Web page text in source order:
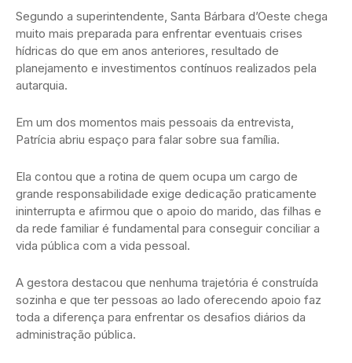
Segundo a superintendente, Santa Bárbara d’Oeste chega
muito mais preparada para enfrentar eventuais crises
hídricas do que em anos anteriores, resultado de
planejamento e investimentos contínuos realizados pela
autarquia.
Em um dos momentos mais pessoais da entrevista,
Patrícia abriu espaço para falar sobre sua família.
Ela contou que a rotina de quem ocupa um cargo de
grande responsabilidade exige dedicação praticamente
ininterrupta e afirmou que o apoio do marido, das filhas e
da rede familiar é fundamental para conseguir conciliar a
vida pública com a vida pessoal.
A gestora destacou que nenhuma trajetória é construída
sozinha e que ter pessoas ao lado oferecendo apoio faz
toda a diferença para enfrentar os desafios diários da
administração pública.